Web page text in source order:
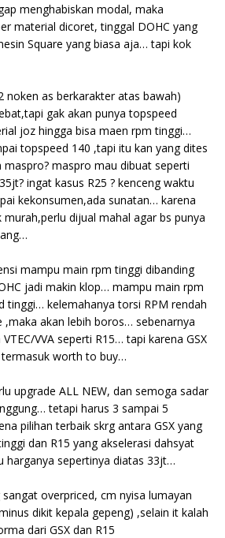
menghabiskan modal, maka
material dicoret, tinggal DOHC yang
Square yang biasa aja… tapi kok
noken as berkarakter atas bawah)
gak akan punya topspeed
joz hingga bisa maen rpm tinggi…
topspeed 140 ,tapi itu kan yang dites
maspro mau dibuat seperti
ingat kasus R25 ? kenceng waktu
kekonsumen,ada sunatan… karena
dijual mahal agar bs punya
mampu main rpm tinggi dibanding
jadi makin klop… mampu main rpm
tinggi… kelemahanya torsi RPM rendah
,maka akan lebih boros… sebenarnya
VVA seperti R15… tapi karena GSX
termasuk worth to buy…
upgrade ALL NEW, dan semoga sadar
tetapi harus 3 sampai 5
pilihan terbaik skrg antara GSX yang
dan R15 yang akselerasi dahsyat
harganya sepertinya diatas 33jt…
overpriced, cm nyisa lumayan
dikit kepala gepeng) ,selain it kalah
dari GSX dan R15